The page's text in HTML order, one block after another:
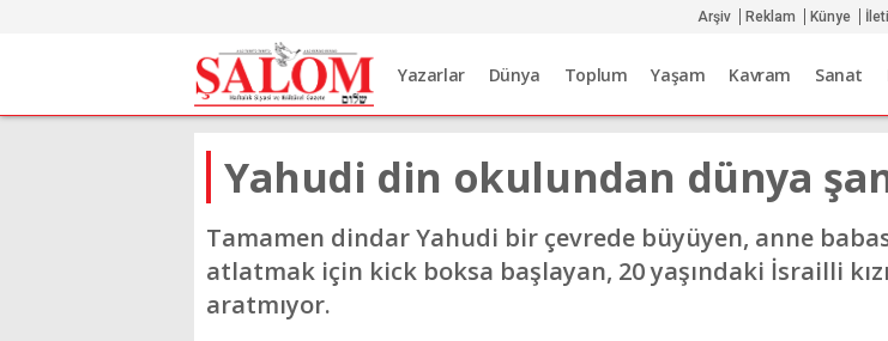
Arşiv Reklam Künye
Yazarlar Dünya Toplum Yaşam Kavram Sanat
Yahudi din okulundan dünya
Tamamen dindar Yahudi bir çevrede büyüyen, anne
atlatmak için kick boksa başlayan, 20 yaşındaki İsrailli
aratmıyor.